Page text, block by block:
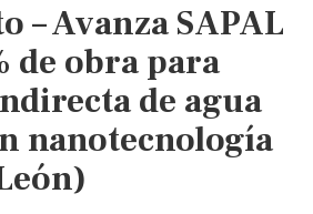
El
alcanza
76%
de
avance,
– Avanza SAPAL
de obra para
de agua
nanotecnología